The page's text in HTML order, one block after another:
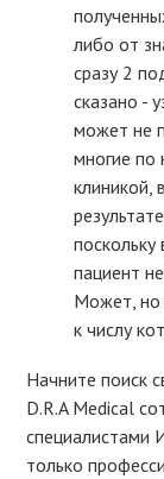
либо от
сразу 2
сказано -
может не
многие по
клиникой,
пациент
Может, но
к числу
Начните поиск
D.R.A Medical
специалистами
только